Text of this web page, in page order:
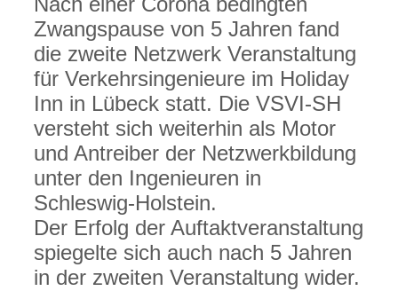
Zwangspause von 5 Jahren fand
die zweite Netzwerk Veranstaltung
für Verkehrsingenieure im Holiday
Inn in Lübeck statt. Die VSVI-SH
versteht sich weiterhin als Motor
und Antreiber der Netzwerkbildung
unter den Ingenieuren in
Schleswig-Holstein.
Der Erfolg der Auftaktveranstaltung
spiegelte sich auch nach 5 Jahren
in der zweiten Veranstaltung wider.